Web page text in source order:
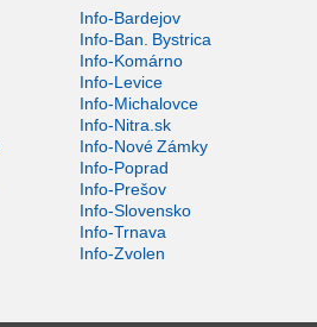
Info-Bardejov
Info-Ban. Bystrica
Info-Komárno
Info-Levice
Info-Michalovce
Info-Nitra.sk
Info-Nové Zámky
Info-Poprad
Info-Prešov
Info-Slovensko
Info-Trnava
Info-Zvolen